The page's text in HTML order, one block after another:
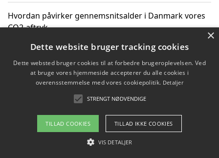
Hvordan påvirker gennemsnitsalder i Danmark vores
CO2-aftryk
Hvordan nyheder om CO2-udledning påvirker vores
hverdag
Om / kontakt
Blog Betingelser
×
Dette website bruger tracking cookies
Dette websted bruger cookies til at forbedre brugeroplevelsen. Ved
at bruge vores hjemmeside accepterer du alle cookies i
overensstemmelse med vores cookiepolitik. Detaljer
STRENGT NØDVENDIGE
TILLAD COOKIES TILLAD IKKE COOKIES
VIS DETALJER